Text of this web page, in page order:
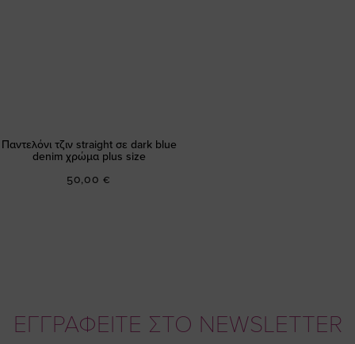
Παντελόνι τζιν straight σε dark blue
denim χρώμα plus size
50,00 €
ΕΓΓΡΑΦΕΙΤΕ ΣΤΟ NEWSLETTER